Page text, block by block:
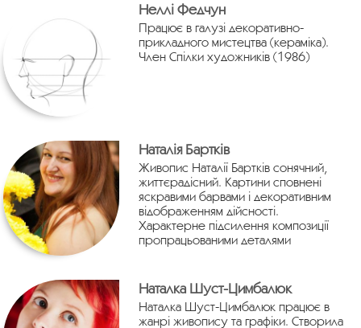
Неллі Федчун
Працює в галузі декоративно-
прикладного мистецтва (кераміка).
Член Спілки художників (1986)
Наталія Бартків
Живопис Наталії Бартків сонячний,
життєрадісний. Картини сповнені
яскравими барвами і декоративним
відображенням дійсності.
Характерне підсилення композиції
пропрацьованими деталями
Наталка Шуст-Цимбалюк
Наталка Шуст-Цимбалюк працює в
жанрі живопису та графіки. Створила